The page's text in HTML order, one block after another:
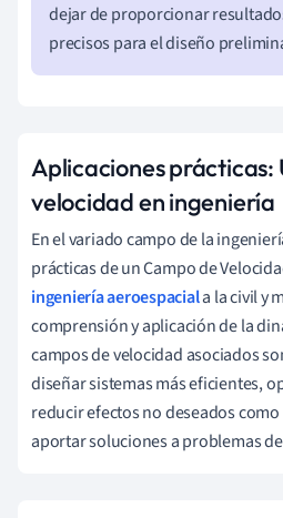
dejar de proporcionar
precisos para el diseño
Aplicaciones prácticas:
velocidad en ingeniería
En el variado campo de la
prácticas de un Campo de
ingeniería aeroespaciala la civil y
comprensión y aplicación de la
campos de velocidad asociados
diseñar sistemas más eficientes,
reducir efectos no deseados
aportar soluciones a problemas